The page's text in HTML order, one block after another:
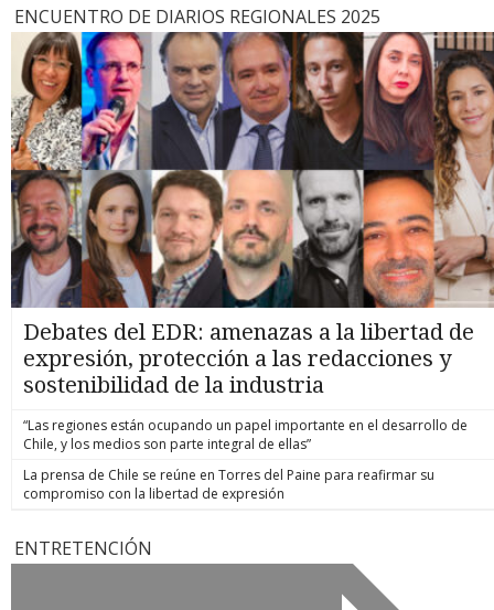
ENCUENTRO DE DIARIOS REGIONALES 2025
Debates del EDR: amenazas a la libertad de
expresión, protección a las redacciones y
sostenibilidad de la industria
“Las regiones están ocupando un papel importante en el desarrollo de
Chile, y los medios son parte integral de ellas”
La prensa de Chile se reúne en Torres del Paine para reafirmar su
compromiso con la libertad de expresión
ENTRETENCIÓN